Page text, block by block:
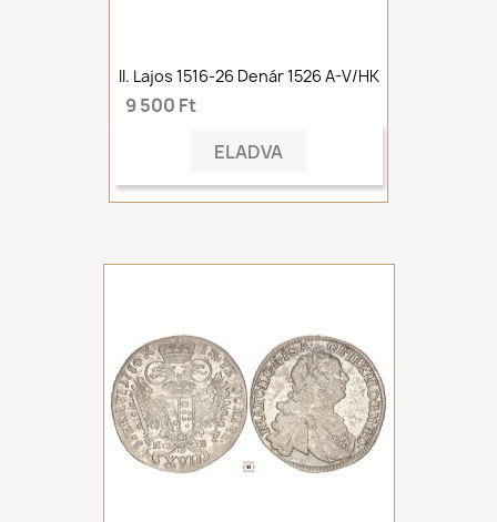
II. Lajos 1516-26 Denár 1526 A-V/HK
9 500 Ft
ELADVA